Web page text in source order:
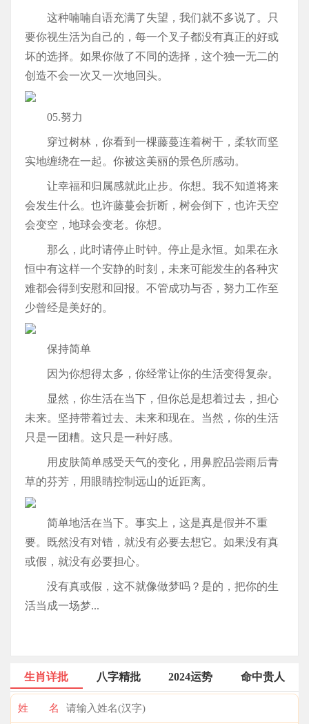
这种喃喃自语充满了失望，我们就不多说了。只
要你视生活为自己的，每一个叉子都没有真正的好或
坏的选择。如果你做了不同的选择，这个独一无二的
创造不会一次又一次地回头。
05.努力
穿过树林，你看到一棵藤蔓连着树干，柔软而坚
实地缠绕在一起。你被这美丽的景色所感动。
让幸福和归属感就此止步。你想。我不知道将来
会发生什么。也许藤蔓会折断，树会倒下，也许天空
会变空，地球会变老。你想。
那么，此时请停止时钟。停止是永恒。如果在永
恒中有这样一个安静的时刻，未来可能发生的各种灾
难都会得到安慰和回报。不管成功与否，努力工作至
少曾经是美好的。
保持简单
因为你想得太多，你经常让你的生活变得复杂。
显然，你生活在当下，但你总是想着过去，担心
未来。坚持带着过去、未来和现在。当然，你的生活
只是一团糟。这只是一种好感。
用皮肤简单感受天气的变化，用鼻腔品尝雨后青
草的芬芳，用眼睛控制远山的近距离。
简单地活在当下。事实上，这是真是假并不重
要。既然没有对错，就没有必要去想它。如果没有真
或假，就没有必要担心。
没有真或假，这不就像做梦吗？是的，把你的生
活当成一场梦...
生肖详批 八字精批 2024运势 命中贵人
姓 名